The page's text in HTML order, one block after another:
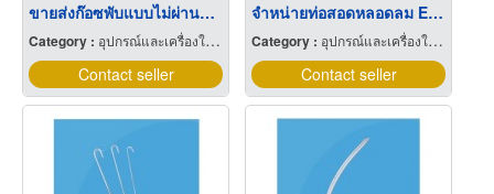
ขายส่งก๊อซพับแบบไม่ผ่านการฆ่าเชื้อ (GAUZE SWABS)
Category : อุปกรณ์และเครื่องใช้แพทย์และศัลยแพทย์
Contact seller
จำหน่ายท่อสอดหลอดลม Endotracheal Tube Cuff
Category : อุปกรณ์และเครื่องใช้แพทย์และศัลยแพทย์
Contact seller